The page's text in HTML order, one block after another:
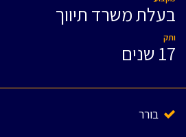
בעלת משרד תיווך
ותק
17 שנים
בורר